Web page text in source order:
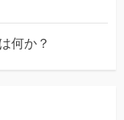
何か？